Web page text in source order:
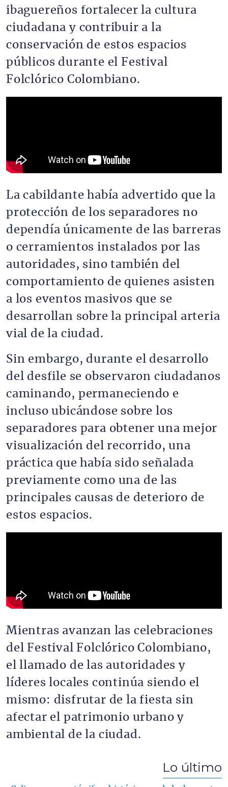
ibaguereños fortalecer la cultura
ciudadana y contribuir a la
conservación de estos espacios
públicos durante el Festival
Folclórico Colombiano.
La cabildante había advertido que la
protección de los separadores no
dependía únicamente de las barreras
o cerramientos instalados por las
autoridades, sino también del
comportamiento de quienes asisten
a los eventos masivos que se
desarrollan sobre la principal arteria
vial de la ciudad.
Sin embargo, durante el desarrollo
del desfile se observaron ciudadanos
caminando, permaneciendo e
incluso ubicándose sobre los
separadores para obtener una mejor
visualización del recorrido, una
práctica que había sido señalada
previamente como una de las
principales causas de deterioro de
estos espacios.
Mientras avanzan las celebraciones
del Festival Folclórico Colombiano,
el llamado de las autoridades y
líderes locales continúa siendo el
mismo: disfrutar de la fiesta sin
afectar el patrimonio urbano y
ambiental de la ciudad.
Lo último